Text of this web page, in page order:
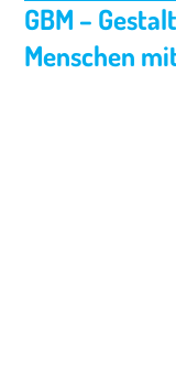
GBM –
Menschen